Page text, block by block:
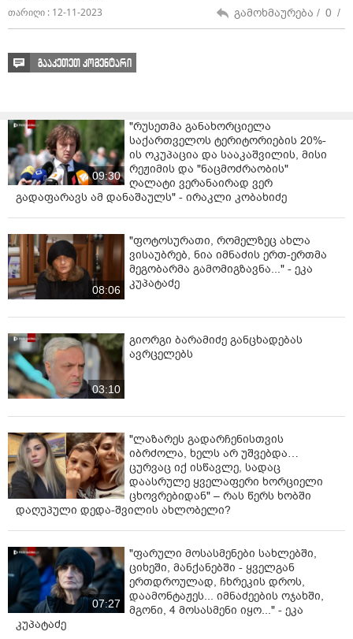
კითხვაზე, იყო თუ არა დაუფიქრებელი ნაბიჯი
ლომისის ეკლესიაში შესვლა, ჯაღმაიძე აღნიშნავს:
როდესაც ისე ვამწვავებთ სიტუაციას, რომლის მართვა
შემდეგ არ შეგვიძლია, რისკის ქვეშ ვაყენებთ ხალხს“.
თარიღი : 12-11-2023 გამოხმაურება / 0 /
გააკეთეთ კომენტარი
09:30
"რუსეთმა განახორციელა
საქართველოს ტერიტორიების 20%-
ის ოკუპაცია და სააკაშვილის, მისი
რეჟიმის და "ნაცმოძრაობის"
ღალატი ვერანაირად ვერ
გადაფარავს ამ დანაშაულს" - ირაკლი კობახიძე
08:06
"ფოტოსურათი, რომელზეც ახლა
ვისაუბრებ, ნია იმნაძის ერთ-ერთმა
მეგობარმა გამომიგზავნა..." - ეკა
კუპატაძე
03:10
გიორგი ბარამიძე განცხადებას
ავრცელებს
"ლაზარეს გადარჩენისთვის
იბრძოლა, ხელს არ უშვებდა…
ცურვაც იქ ისწავლე, სადაც
დაასრულე ყველაფერი ხორციელი
ცხოვრებიდან" – რას წერს ხობში
დაღუპული დედა-შვილის ახლობელი?
07:27
"ფარული მოსასმენები სახლებში,
ციხეში, მანქანებში - ყველგან
ერთდროულად, ჩხრეკის დროს,
დაამონტაჟეს... იმნაძეების ოჯახში,
მგონი, 4 მოსასმენი იყო..." - ეკა
კუპატაძე